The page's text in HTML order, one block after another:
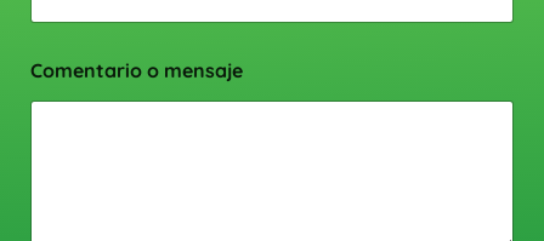
Comentario o mensaje